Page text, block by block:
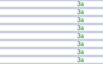
За
За
За
За
За
За
За
За